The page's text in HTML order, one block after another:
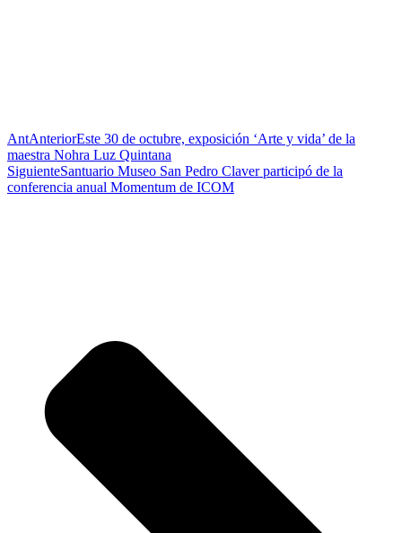
AntAnteriorEste 30 de octubre, exposición ‘Arte y vida’ de la
maestra Nohra Luz Quintana
SiguienteSantuario Museo San Pedro Claver participó de la
conferencia anual Momentum de ICOM